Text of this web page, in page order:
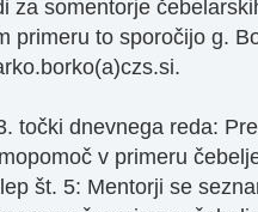
za somentorje
primeru to sporočijo g.
točki dnevnega reda:
v primeru
št. 5: Mentorji se